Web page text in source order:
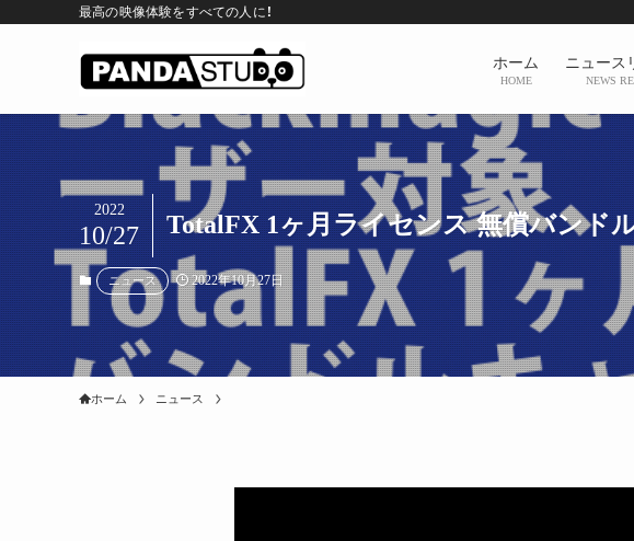
最高の映像体験をすべての人に！
ホーム
HOME
ニュース
NEWS
TotalFX 1ヶ月ライセンス 無償バンド
2022
10/27
ニュース 2022年10月27日
ホーム ニュース